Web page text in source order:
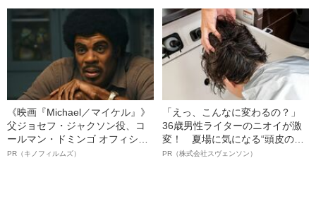
《映画『Michael／マイケル』》
父ジョセフ・ジャクソン役、コ
ールマン・ドミンゴ オフィシャ
ルインタビュー“観客を魅了した
PR（キノフィルムズ）
「えっ、こんなに変わるの？」
36歳男性ライターのニオイが激
変！ 夏場に気になる“頭皮のニ
オイ”や“ベタつき”を解消す
PR（株式会社スヴェンソン）